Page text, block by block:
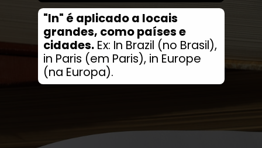
"In" é aplicado a locais
grandes, como países e
cidades.Ex: In Brazil (no Brasil),
in Paris (em Paris), in Europe
(na Europa).